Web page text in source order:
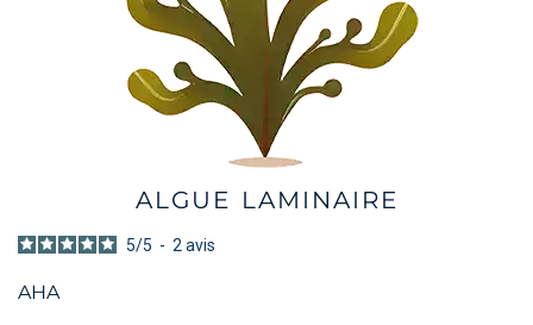
ALGUE LAMINAIRE
5/5 - 2 avis
AHA